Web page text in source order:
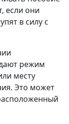
если они
в силу с
режим
месту
Это может